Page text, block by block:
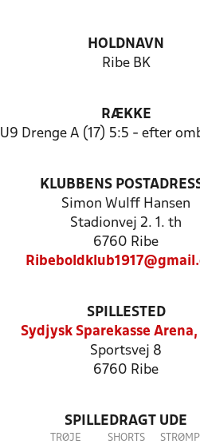
HOLDNAVN
Ribe BK
RÆKKE
U9 Drenge A (17) 5:5 - efter
KLUBBENS
Simon Wulff Hansen
Stadionvej 2. 1. th
6760 Ribe
SPILLESTED
Sydjysk Sparekasse Arena,
Sportsvej 8
6760 Ribe
SPILLEDRAGT UDE
TRØJE SHORTS